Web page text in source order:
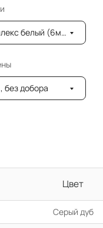
белый (6мм)
без добора
Цвет
Серый дуб